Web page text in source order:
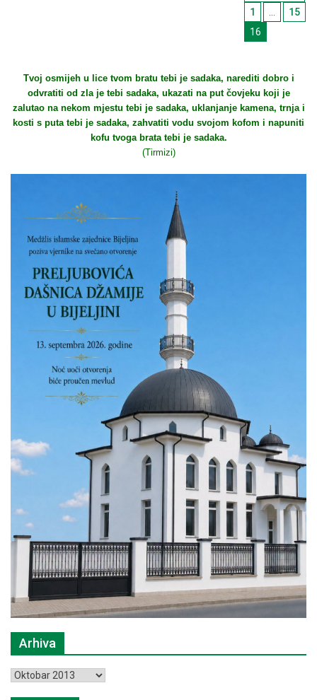
1 …
15
16
Tvoj osmijeh u lice tvom bratu tebi je sadaka, narediti dobro i
odvratiti od zla je tebi sadaka, ukazati na put čovjeku koji je
zalutao na nekom mjestu tebi je sadaka, uklanjanje kamena, trnja i
kosti s puta tebi je sadaka, zahvatiti vodu svojom kofom i napuniti
kofu tvoga brata tebi je sadaka.
(Tirmizi)
Arhiva
Arhiva